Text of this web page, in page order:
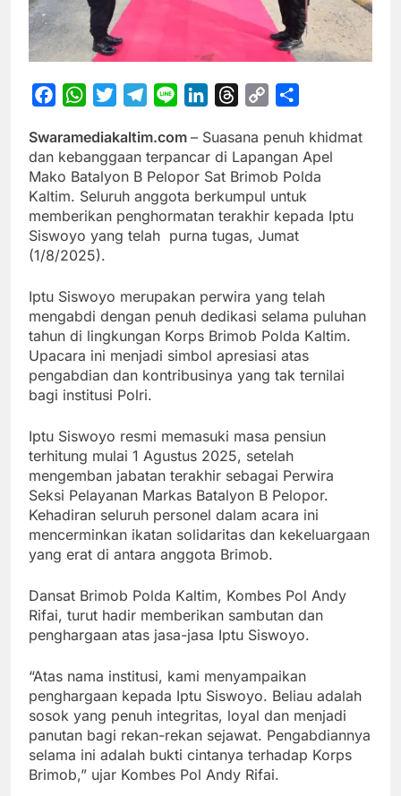
FacebookWhatsApp
TwitterTelegram
Line LinkedInThreads
Copy
Swaramediakaltim.com – Suasana penuh khidmat
dan kebanggaan terpancar di Lapangan Apel
Mako Batalyon B Pelopor Sat Brimob Polda
Kaltim. Seluruh anggota berkumpul untuk
memberikan penghormatan terakhir kepada Iptu
Siswoyo yang telah purna tugas, Jumat
(1/8/2025).
Iptu Siswoyo merupakan perwira yang telah
mengabdi dengan penuh dedikasi selama puluhan
tahun di lingkungan Korps Brimob Polda Kaltim.
Upacara ini menjadi simbol apresiasi atas
pengabdian dan kontribusinya yang tak ternilai
bagi institusi Polri.
Iptu Siswoyo resmi memasuki masa pensiun
terhitung mulai 1 Agustus 2025, setelah
mengemban jabatan terakhir sebagai Perwira
Seksi Pelayanan Markas Batalyon B Pelopor.
Kehadiran seluruh personel dalam acara ini
mencerminkan ikatan solidaritas dan kekeluargaan
yang erat di antara anggota Brimob.
Dansat Brimob Polda Kaltim, Kombes Pol Andy
Rifai, turut hadir memberikan sambutan dan
penghargaan atas jasa-jasa Iptu Siswoyo.
“Atas nama institusi, kami menyampaikan
penghargaan kepada Iptu Siswoyo. Beliau adalah
sosok yang penuh integritas, loyal dan menjadi
panutan bagi rekan-rekan sejawat. Pengabdiannya
selama ini adalah bukti cintanya terhadap Korps
Brimob,” ujar Kombes Pol Andy Rifai.